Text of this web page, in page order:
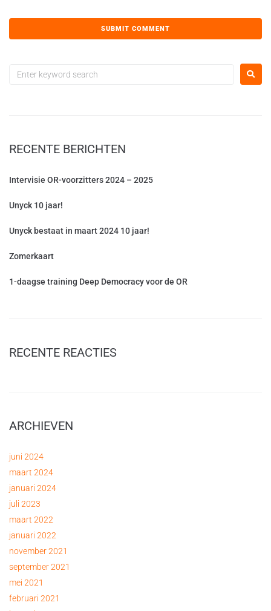
RECENTE BERICHTEN
Intervisie OR-voorzitters 2024 – 2025
Unyck 10 jaar!
Unyck bestaat in maart 2024 10 jaar!
Zomerkaart
1-daagse training Deep Democracy voor de OR
RECENTE REACTIES
ARCHIEVEN
juni 2024
maart 2024
januari 2024
juli 2023
maart 2022
januari 2022
november 2021
september 2021
mei 2021
februari 2021